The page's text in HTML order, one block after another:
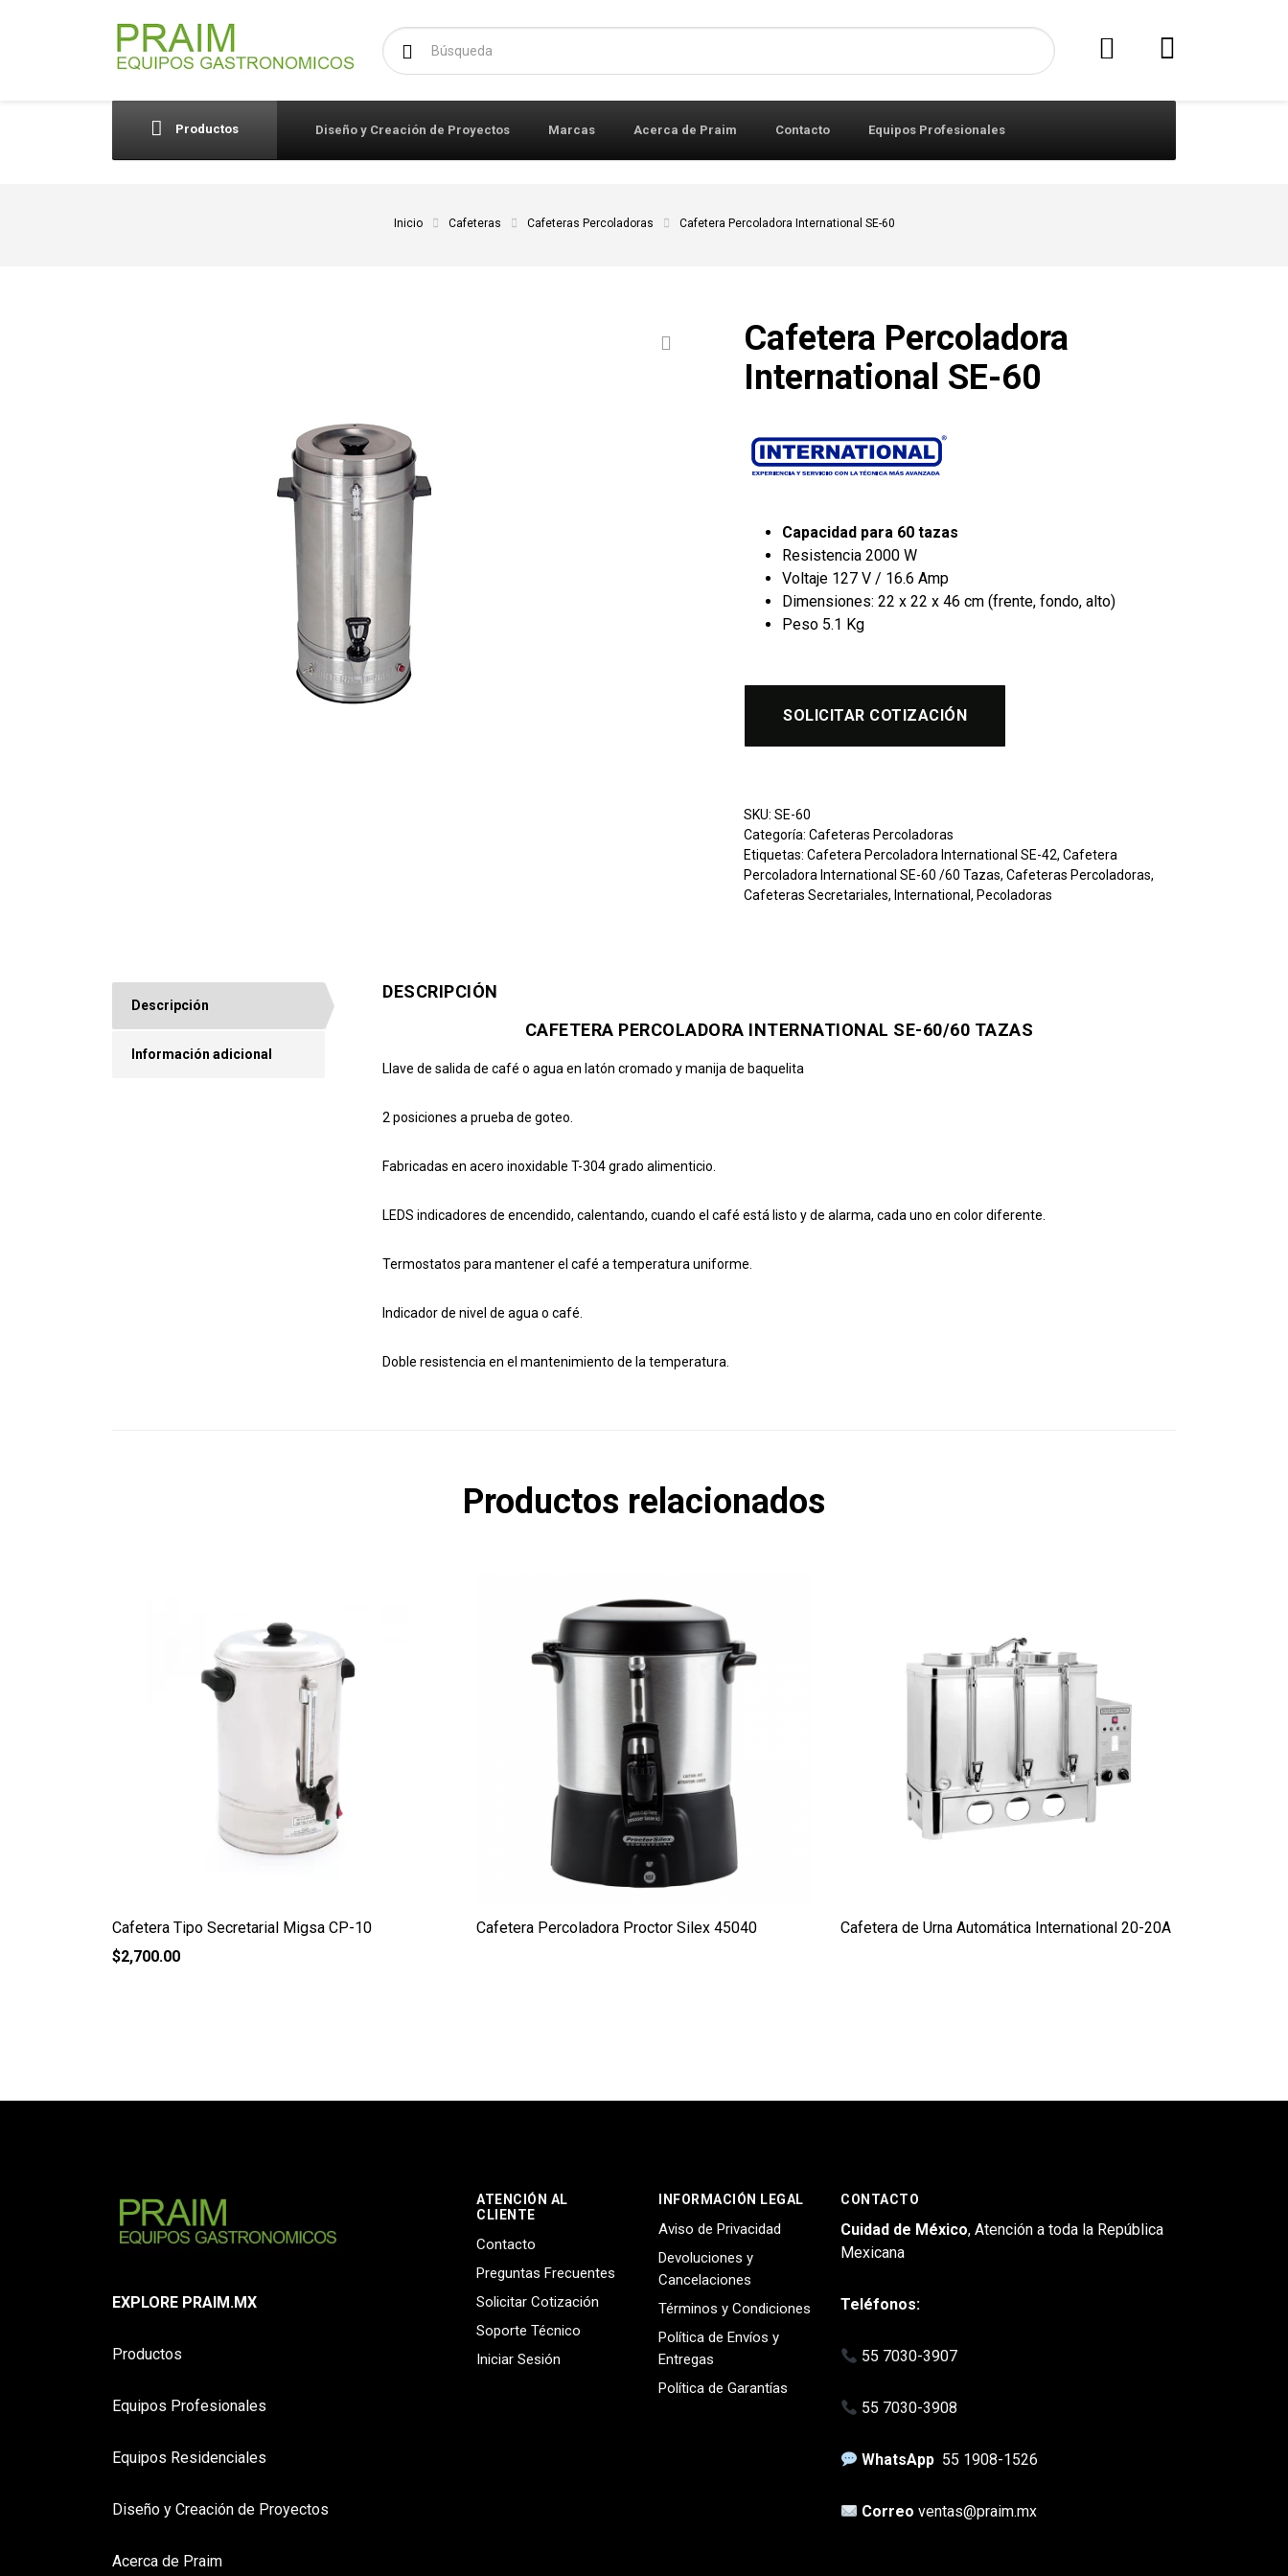
Buscar:
Productos Diseño y Creación de Proyectos Marcas Acerca de Praim Contacto Equipos Profesionales
Inicio Cafeteras Cafeteras Percoladoras Cafetera Percoladora International SE-60
Cafetera Percoladora
International SE-60
Capacidad para 60 tazas
Resistencia 2000 W
Voltaje 127 V / 16.6 Amp
Dimensiones: 22 x 22 x 46 cm (frente, fondo, alto)
Peso 5.1 Kg
SOLICITAR COTIZACIÓN
SKU:SE-60
Categoría:Cafeteras Percoladoras
Etiquetas:Cafetera Percoladora International SE-42,Cafetera
Percoladora International SE-60 /60 Tazas,Cafeteras Percoladoras,
Cafeteras Secretariales, International, Pecoladoras
Descripción
Información adicional
DESCRIPCIÓN
CAFETERA PERCOLADORA INTERNATIONAL SE-60/60 TAZAS
Llave de salida de café o agua en latón cromado y manija de baquelita
2 posiciones a prueba de goteo.
Fabricadas en acero inoxidable T-304 grado alimenticio.
LEDS indicadores de encendido, calentando, cuando el café está listo y de alarma, cada uno en color diferente.
Termostatos para mantener el café a temperatura uniforme.
Indicador de nivel de agua o café.
Doble resistencia en el mantenimiento de la temperatura.
Productos relacionados
Cafetera Tipo Secretarial Migsa CP-10
$2,700.00
Cafetera Percoladora Proctor Silex 45040 Cafetera de Urna Automática International 20-20A
EXPLORE PRAIM.MX
Productos
Equipos Profesionales
Equipos Residenciales
Diseño y Creación de Proyectos
Acerca de Praim
ATENCIÓN AL
CLIENTE
Contacto
Preguntas Frecuentes
Solicitar Cotización
Soporte Técnico
Iniciar Sesión
INFORMACIÓN LEGAL
Aviso de Privacidad
Devoluciones y
Cancelaciones
Términos y Condiciones
Política de Envíos y
Entregas
Política de Garantías
CONTACTO
Cuidad de México, Atención a toda la República
Mexicana
Teléfonos:
55 7030-3907
55 7030-3908
WhatsApp 55 1908-1526
Correoventas@praim.mx